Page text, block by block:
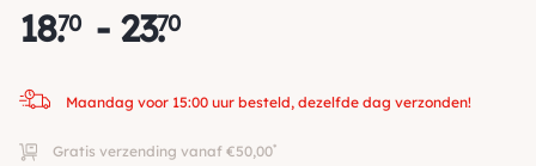
18.70 - 23.
70
Maandag voor 15:00 uur besteld, dezelfde dag verzonden!
Gratis verzending vanaf €50,00*